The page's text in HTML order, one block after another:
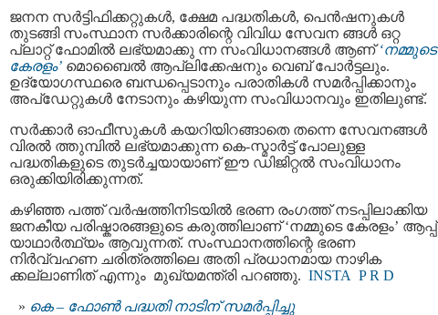
ജനന സര്‍ട്ടിഫിക്കറ്റുകള്‍, ക്ഷേമ പദ്ധതികള്‍, പെന്‍ഷനുകള്‍
തുടങ്ങി സംസ്ഥാന സർക്കാരിന്റെ വിവിധ സേവന ങ്ങൾ ഒറ്റ
പ്ലാറ്റ് ഫോമിൽ ലഭ്യമാക്കു ന്ന സംവിധാനങ്ങൾ ആണ്‘നമ്മുടെ
കേരളം’ മൊബൈൽ ആപ്ലിക്കേഷനും വെബ് പോർട്ടലും.
ഉദ്യോഗസ്ഥരെ ബന്ധപ്പെടാനും പരാതികള്‍ സമര്‍പ്പിക്കാനും
അപ്ഡേറ്റുകള്‍ നേടാനും കഴിയുന്ന സംവിധാനവും ഇതിലുണ്ട്.
സർക്കാർ ഓഫീസുകൾ കയറിയിറങ്ങാതെ തന്നെ സേവനങ്ങൾ
വിരൽ ത്തുമ്പിൽ ലഭ്യമാക്കുന്ന കെ-സ്മാർട്ട് പോലുള്ള
പദ്ധതികളുടെ തുടർച്ചയായാണ് ഈ ഡിജിറ്റൽ സംവിധാനം
ഒരുക്കിയിരിക്കുന്നത്.
കഴിഞ്ഞ പത്ത് വർഷത്തിനിടയിൽ ഭരണ രംഗത്ത് നടപ്പിലാക്കിയ
ജനകീയ പരിഷ്കാരങ്ങളുടെ കരുത്തിലാണ് ‘നമ്മുടെ കേരളം’ ആപ്പ്
യാഥാർത്ഥ്യം ആവുന്നത്. സംസ്ഥാനത്തിന്റെ ഭരണ
നിർവ്വഹണ ചരിത്രത്തിലെ അതി പ്രധാനമായ നാഴിക
ക്കല്ലാണിത് എന്നും മുഖ്യമന്ത്രി പറഞ്ഞു. INSTA P R D
കെ – ഫോണ്‍ പദ്ധതി നാടിന് സമര്‍പ്പിച്ചു